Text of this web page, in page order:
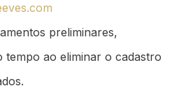
preliminares,
tempo ao eliminar o cadastro